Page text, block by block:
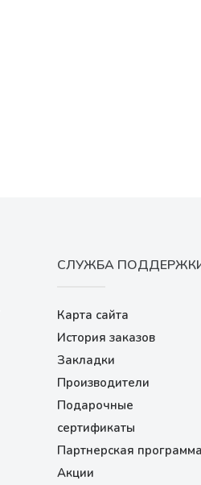
СЛУЖБА
Карта сайта
История заказов
Закладки
Производители
Подарочные
сертификаты
Партнерская программа
Акции